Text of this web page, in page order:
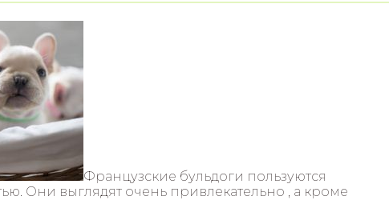
Французские бульдоги пользуются
Они выглядят очень привлекательно , а кроме